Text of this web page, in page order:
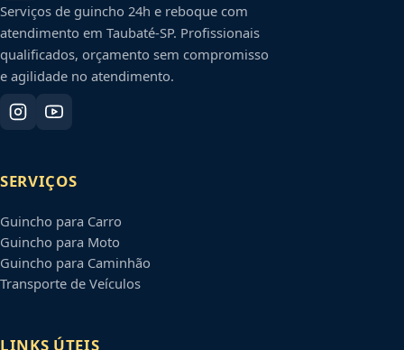
Serviços de guincho 24h e reboque com
atendimento em Taubaté-SP. Profissionais
qualificados, orçamento sem compromisso
e agilidade no atendimento.
SERVIÇOS
Guincho para Carro
Guincho para Moto
Guincho para Caminhão
Transporte de Veículos
LINKS ÚTEIS